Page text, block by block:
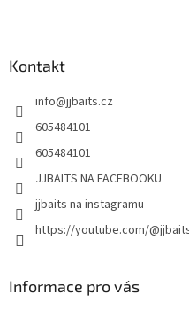
Kontakt
info@jjbaits.cz
605484101
605484101
JJBAITS NA FACEBOOKU
jjbaits na instagramu
https://youtube.com/
Informace pro vás